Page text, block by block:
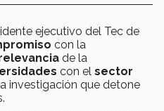
ejecutivo del Tec de
con la
de la
con el sector
investigación que detone